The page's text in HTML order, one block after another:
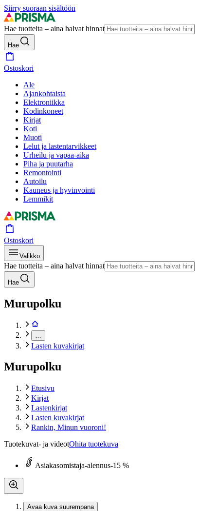
Siirry suoraan sisältöön
Hae tuotteita – aina halvat hinnat
Hae
Ostoskori
Ale
Ajankohtaista
Elektroniikka
Kodinkoneet
Kirjat
Koti
Muoti
Lelut ja lastentarvikkeet
Urheilu ja vapaa-aika
Piha ja puutarha
Remontointi
Autoilu
Kauneus ja hyvinvointi
Lemmikit
Ostoskori
Valikko
Hae tuotteita – aina halvat hinnat
Hae
Murupolku
Lasten kuvakirjat
Murupolku
Etusivu
Kirjat
Lastenkirjat
Lasten kuvakirjat
Rankin, Minun vuoroni!
Tuotekuvat- ja videotOhita tuotekuva
Asiakasomistaja-alennus-15 %
Avaa kuva suurempana